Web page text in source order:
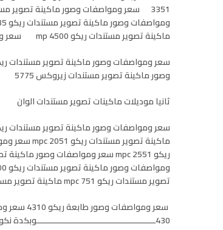
ماكينة تصوير مستندات ريكو mp 4500 سعر ومواصفات وصور ماكينة تصوير مستندات ريكو mp 4000
وصور ماكينة تصوير مستندات زيروكس 5775
ثانيا موديلات ماكينات تصوير مستندات الوان
تصوير مستندات ريكو mpc 751 ماكينة تصوير مستندات الوان الحديثة والعملاقة ريكو mpc 3502واخيرا الطابعات
430ـــــــــــــــــــــــــــــــــــــــــــــــــوبكدة نكون وصلنا لنهاية الموضوع